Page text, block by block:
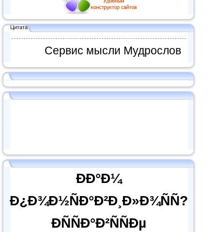
Цитата
Сервис мысли Мудрослов
ÐÐ°Ð¼
Ð¿Ð¾Ð½ÑÐ°Ð²Ð¸Ð»Ð¾ÑÑ?
ÐÑÑÐ°Ð²ÑÑÐµ